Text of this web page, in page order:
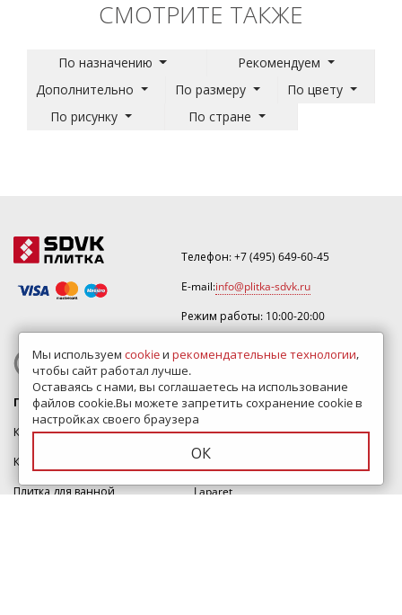
СМОТРИТЕ ТАКЖЕ
По назначению
Рекомендуем
Дополнительно
По размеру
По цвету
По рисунку
По стране
Телефон:+7 (495) 649-60-45
E-mail:info@plitka-sdvk.ru
Режим работы: 10:00-20:00
ЗАКАЗАТЬ ЗВОНОК
Плитки
Каталог плитки
Керамическая плитка
Плитка для ванной
Бренды
Kerama Marazzi
Italon
Laparet
Мы используем cookieи рекомендательные технологии,
чтобы сайт работал лучше.
Оставаясь с нами, вы соглашаетесь на использование
файлов cookie.Вы можете запретить сохранение cookie в
настройках своего браузера
ОК